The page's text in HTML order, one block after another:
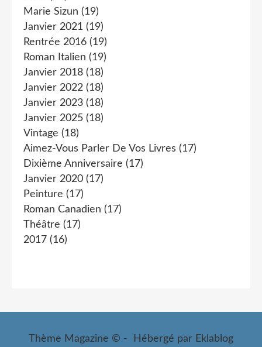
Marie Sizun (19)
Janvier 2021 (19)
Rentrée 2016 (19)
Roman Italien (19)
Janvier 2018 (18)
Janvier 2022 (18)
Janvier 2023 (18)
Janvier 2025 (18)
Vintage (18)
Aimez-Vous Parler De Vos Livres (17)
Dixième Anniversaire (17)
Janvier 2020 (17)
Peinture (17)
Roman Canadien (17)
Théâtre (17)
2017 (16)
Thème Magazine © - Hébergé par Eklablog